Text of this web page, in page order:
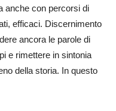
anche con percorsi di
efficaci. Discernimento
ancora le parole di
e rimettere in sintonia
della storia. In questo